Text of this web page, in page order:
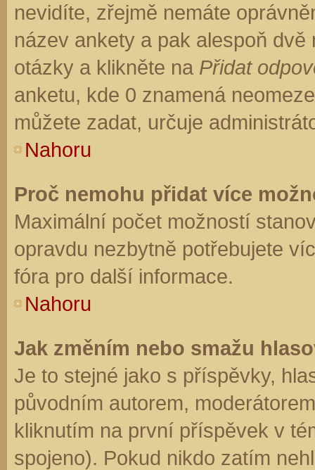
nevidíte, zřejmě nemáte
název ankety a pak alespoň
otázky a klikněte na Přidat
anketu, kde 0 znamená
můžete zadat, určuje
Nahoru
Proč nemohu přidat více
Maximální počet možností
opravdu nezbytně potřebujete
fóra pro další informace.
Nahoru
Jak změním nebo smažu
Je to stejné jako s příspěvky,
původním autorem,
kliknutím na první příspěvek v
spojeno). Pokud nikdo zatím